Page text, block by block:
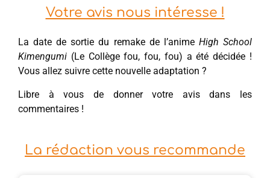
Votre avis nous intéresse !
La date de sortie du remake de l’anime High School
Kimengumi (Le Collège fou, fou, fou) a été décidée !
Vous allez suivre cette nouvelle adaptation ?
Libre à vous de donner votre avis dans les
commentaires !
La rédaction vous recommande